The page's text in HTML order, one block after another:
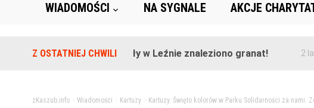
WIADOMOŚCI NA SYGNALE AKCJE
Z OSTATNIEJ CHWILI
Na terenie szkoły w Leźnie znaleziono granat! 2 lata temu
zKaszub.info> Wiadomości Kartuzy> Kartuzy. Święto kolorów w Parku Solidarności za nami.